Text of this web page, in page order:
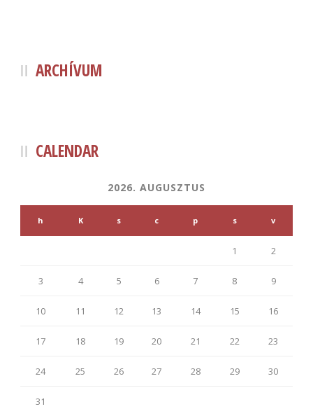
ARCHÍVUM
CALENDAR
2026. AUGUSZTUS
h K s c p s v
1 2
3 4 5 6 7 8 9
10 11 12 13 14 15 16
17 18 19 20 21 22 23
24 25 26 27 28 29 30
31